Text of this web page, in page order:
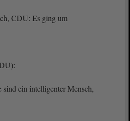
CDU: Es ging um
sind ein intelligenter Mensch,